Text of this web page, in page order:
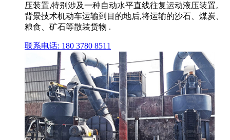
压装置,特别涉及一种自动水平直线往复运动液压装置。
背景技术机动车运输到目的地后,将运输的沙石、煤炭、
粮食、矿石等散装货物 .
联系电话: 180 3780 8511